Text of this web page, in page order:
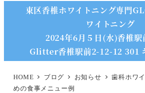
東区香椎ホワイトニング専門
ワイトニング
2024年6月５日(水)香椎駅
Glitter香椎駅前2-12-12 301
HOME ブログ お知らせ
歯科ホワ
めの食事メニュー例